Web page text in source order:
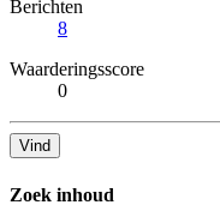
Berichten
8
Waarderingsscore
0
Vind
Zoek inhoud